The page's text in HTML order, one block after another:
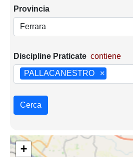
Provincia
Ferrara
Discipline Praticate contiene
×
PALLACANESTRO
Cerca
+